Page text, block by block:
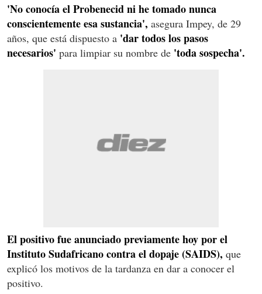
'No conocía el Probenecid ni he tomado nunca
conscientemente esa sustancia', asegura Impey, de 29
años, que está dispuesto a 'dar todos los pasos
necesarios' para limpiar su nombre de 'toda sospecha'.
El positivo fue anunciado previamente hoy por el
Instituto Sudafricano contra el dopaje (SAIDS), que
explicó los motivos de la tardanza en dar a conocer el
positivo.